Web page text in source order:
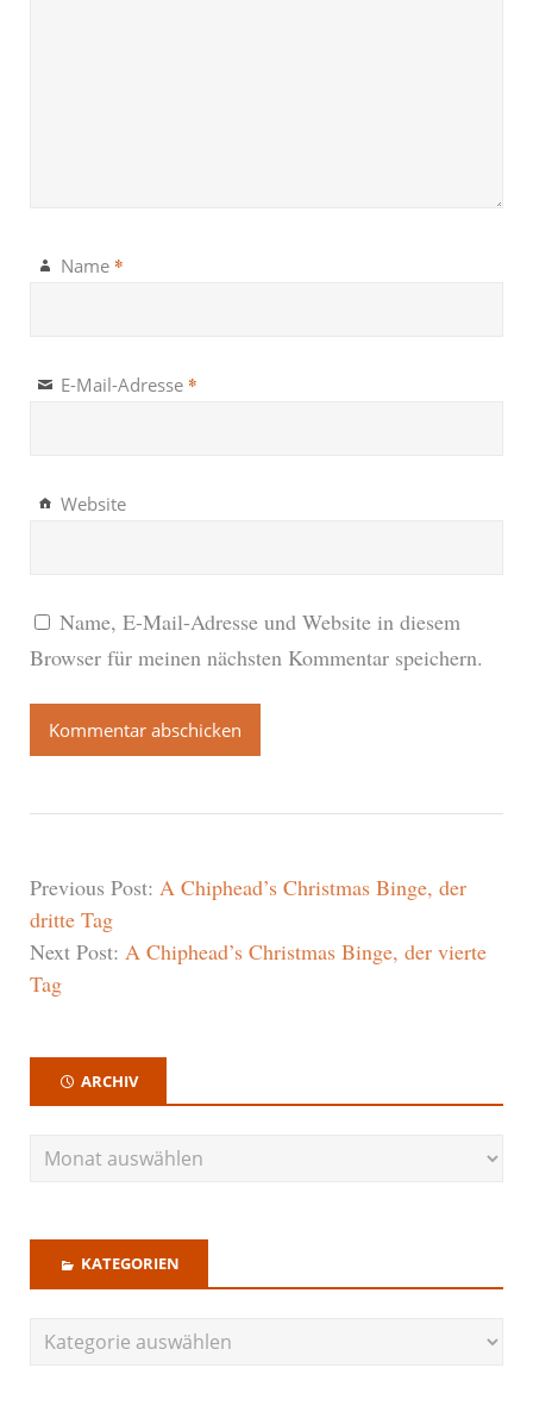
Name *
E-Mail-Adresse *
Website
Name, E-Mail-Adresse und Website in diesem
Browser für meinen nächsten Kommentar speichern.
Previous Post: A Chiphead’s Christmas Binge, der
dritte Tag
Next Post: A Chiphead’s Christmas Binge, der vierte
Tag
ARCHIV
KATEGORIEN